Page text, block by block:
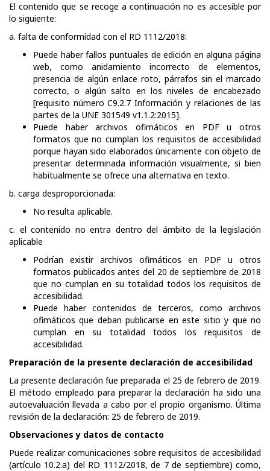
El contenido que se recoge a continuación no es accesible por
lo siguiente:
a. falta de conformidad con el RD 1112/2018:
Puede haber fallos puntuales de edición en alguna página
web, como anidamiento incorrecto de elementos,
presencia de algún enlace roto, párrafos sin el marcado
correcto, o algún salto en los niveles de encabezado
[requisito número C9.2.7 Información y relaciones de las
partes de la UNE 301549 v1.1.2:2015].
Puede haber archivos ofimáticos en PDF u otros
formatos que no cumplan los requisitos de accesibilidad
porque hayan sido elaborados únicamente con objeto de
presentar determinada información visualmente, si bien
habitualmente se ofrece una alternativa en texto.
b. carga desproporcionada:
No resulta aplicable.
c. el contenido no entra dentro del ámbito de la legislación
aplicable
Podrían existir archivos ofimáticos en PDF u otros
formatos publicados antes del 20 de septiembre de 2018
que no cumplan en su totalidad todos los requisitos de
accesibilidad.
Puede haber contenidos de terceros, como archivos
ofimáticos que deban publicarse en este sitio y que no
cumplan en su totalidad todos los requisitos de
accesibilidad.
Preparación de la presente declaración de accesibilidad
La presente declaración fue preparada el 25 de febrero de 2019.
El método empleado para preparar la declaración ha sido una
autoevaluación llevada a cabo por el propio organismo. Última
revisión de la declaración: 25 de febrero de 2019.
Observaciones y datos de contacto
Puede realizar comunicaciones sobre requisitos de accesibilidad
(artículo 10.2.a) del RD 1112/2018, de 7 de septiembre) como,